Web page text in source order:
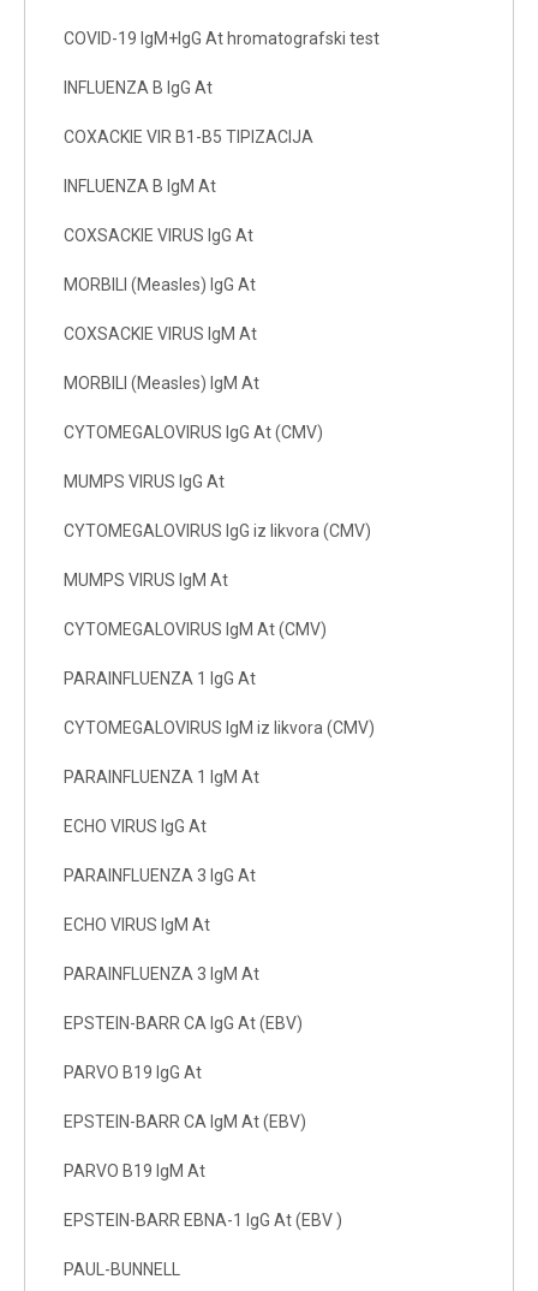
COVID-19 IgM+IgG At hromatografski test
INFLUENZA B IgG At
COXACKIE VIR B1-B5 TIPIZACIJA
INFLUENZA B IgM At
COXSACKIE VIRUS IgG At
MORBILI (Measles) IgG At
COXSACKIE VIRUS IgM At
MORBILI (Measles) IgM At
CYTOMEGALOVIRUS IgG At (CMV)
MUMPS VIRUS IgG At
CYTOMEGALOVIRUS IgG iz likvora (CMV)
MUMPS VIRUS IgM At
CYTOMEGALOVIRUS IgM At (CMV)
PARAINFLUENZA 1 IgG At
CYTOMEGALOVIRUS IgM iz likvora (CMV)
PARAINFLUENZA 1 IgM At
ECHO VIRUS IgG At
PARAINFLUENZA 3 IgG At
ECHO VIRUS IgM At
PARAINFLUENZA 3 IgM At
EPSTEIN-BARR CA IgG At (EBV)
PARVO B19 IgG At
EPSTEIN-BARR CA IgM At (EBV)
PARVO B19 IgM At
EPSTEIN-BARR EBNA-1 IgG At (EBV )
PAUL-BUNNELL